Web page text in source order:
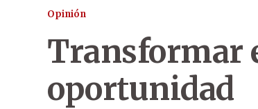
Opinión
Transformar
oportunidad